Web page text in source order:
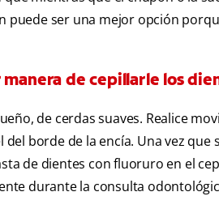
puede ser una mejor opción
manera de cepillarle los
de cerdas suaves. Realice
del borde de la encía. Una vez
de dientes con fluoruro en el
durante la consulta